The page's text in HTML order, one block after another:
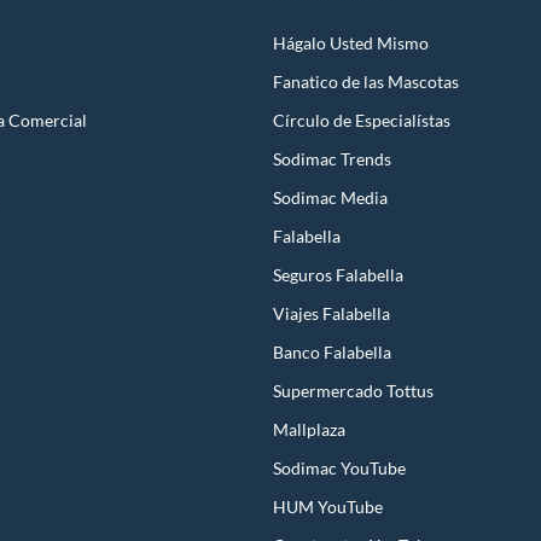
Comercial
Hágalo Usted Mismo
Fanatico de las Mascotas
Círculo de Especialístas
Sodimac Trends
Sodimac Media
Falabella
Seguros Falabella
Viajes Falabella
Banco Falabella
Supermercado Tottus
Mallplaza
Sodimac YouTube
HUM YouTube